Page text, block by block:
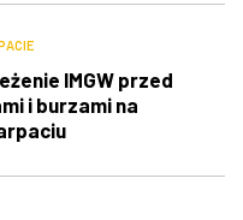
IMGW przed
i burzami na